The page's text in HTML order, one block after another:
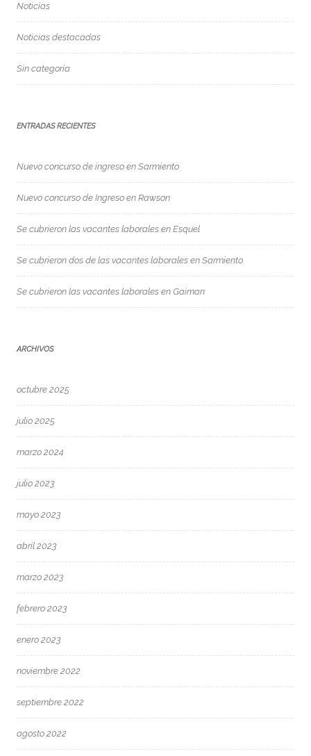
Noticias
Noticias destacadas
Sin categoría
ENTRADAS RECIENTES
Nuevo concurso de ingreso en Sarmiento
Nuevo concurso de Ingreso en Rawson
Se cubrieron las vacantes laborales en Esquel
Se cubrieron dos de las vacantes laborales en Sarmiento
Se cubrieron las vacantes laborales en Gaiman
ARCHIVOS
octubre 2025
julio 2025
marzo 2024
julio 2023
mayo 2023
abril 2023
marzo 2023
febrero 2023
enero 2023
noviembre 2022
septiembre 2022
agosto 2022